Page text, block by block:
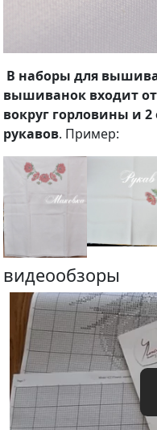
В наборы для
вышиванок входит
вокруг горловины и 2
рукавов. Пример:
видеообзоры